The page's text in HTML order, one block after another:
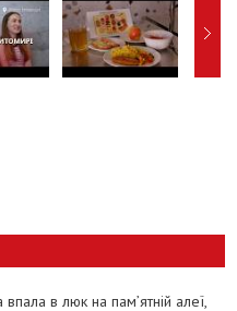
в люк на пам’ятній алеї,